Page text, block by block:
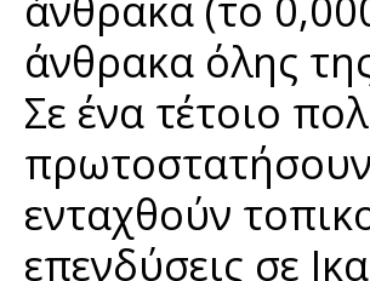
άνθρακα όλης
Σε ένα τέτοιο
ενταχθούν
επενδύσεις σε